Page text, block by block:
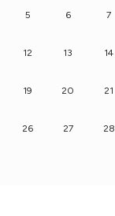
5 6 7
12 13 14
19 20 21
26 27 28